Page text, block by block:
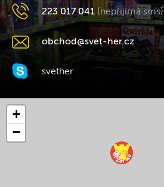
223 017 041 (nepřijímá sms)
obchod@svet-her.cz
svether
+
−